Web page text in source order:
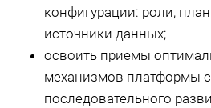
конфигурации: роли,
источники данных;
освоить приемы
механизмов платформы
последовательного